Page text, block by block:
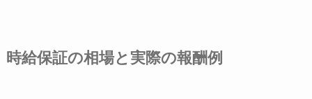
時給保証の相場と実際の報酬例